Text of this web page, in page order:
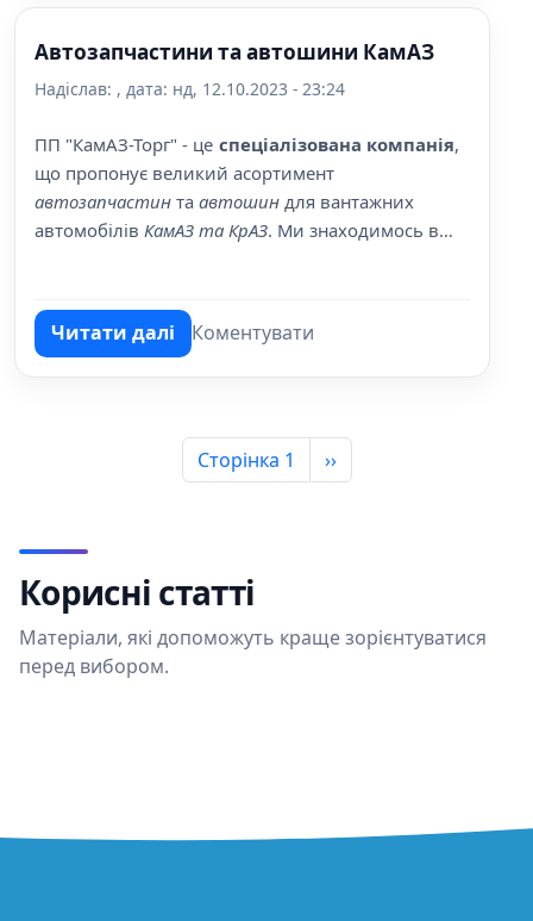
Автозапчастини та автошини КамАЗ
Надіслав: , дата: нд, 12.10.2023 - 23:24
ПП "КамАЗ-Торг" - це спеціалізована компанія,
що пропонує великий асортимент
автозапчастин та автошин для вантажних
автомобілів КамАЗ та КрАЗ. Ми знаходимось в
Читати даліпро Автозапчастини та автошини КамАЗ
Коментувати
Сторінка 1 Наступна сторінка
››
Корисні статті
Матеріали, які допоможуть краще зорієнтуватися
перед вибором.